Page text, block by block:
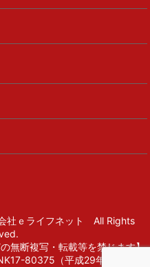
社ｅライフネット All Rights
無断複写・転載等を禁じます】
80375（平成29年12月7日）